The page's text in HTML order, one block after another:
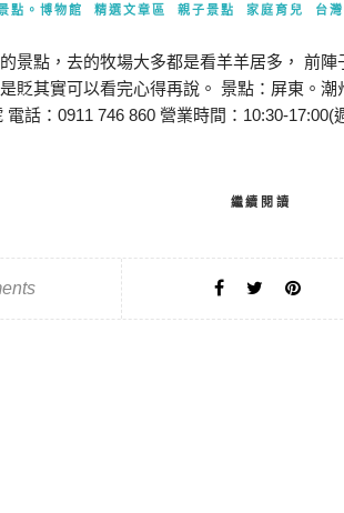
點。博物館 精選文章區 親子景點 家庭育兒 台
景點，去的牧場大多都是看羊羊居多， 前陣
貶其實可以看完心得再說。 景點：屏東。
電話：0911 746 860 營業時間：10:30-
繼續閱讀